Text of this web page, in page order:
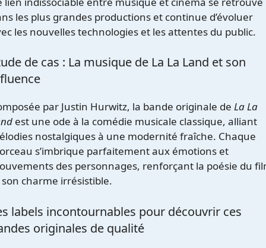
les plus grandes productions et continue d’évoluer
les nouvelles technologies et les attentes du public.
de cas : La musique de La La Land et son
par Justin Hurwitz, la bande originale de La La
est une ode à la comédie musicale classique, alliant
nostalgiques à une modernité fraîche. Chaque
s’imbrique parfaitement aux émotions et
des personnages, renforçant la poésie du
charme irrésistible.
labels incontournables pour découvrir ces
originales de qualité